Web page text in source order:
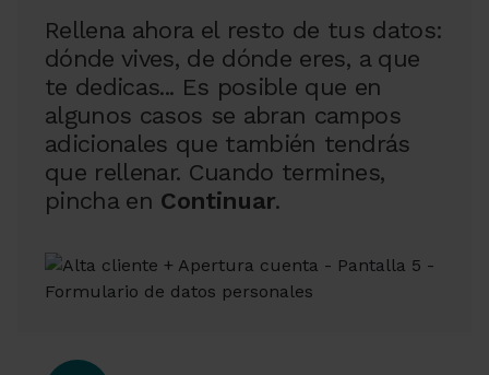
Rellena ahora el resto de tus datos:
dónde vives, de dónde eres, a que
te dedicas... Es posible que en
algunos casos se abran campos
adicionales que también tendrás
que rellenar. Cuando termines,
pincha en Continuar.